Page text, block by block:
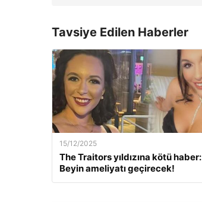
Tavsiye Edilen Haberler
15/12/2025
The Traitors yıldızına kötü haber:
Beyin ameliyatı geçirecek!